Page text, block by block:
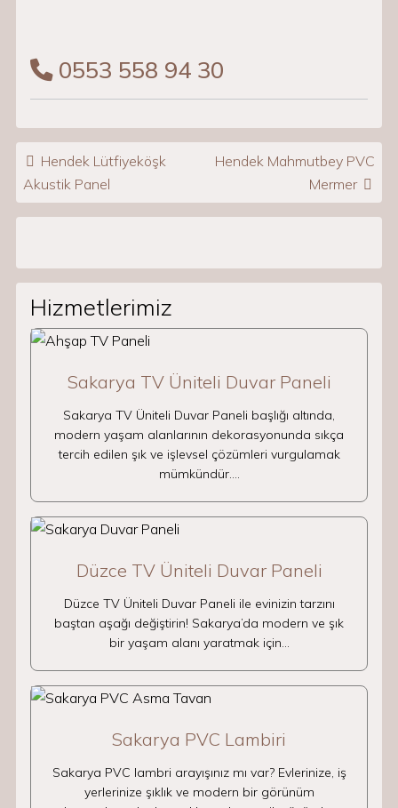
0553 558 94 30
Post navigation
Hendek Lütfiyeköşk
Akustik Panel
Hendek Mahmutbey PVC
Mermer
Hizmetlerimiz
Sakarya TV Üniteli Duvar Paneli
Sakarya TV Üniteli Duvar Paneli başlığı altında,
modern yaşam alanlarının dekorasyonunda sıkça
tercih edilen şık ve işlevsel çözümleri vurgulamak
mümkündür.…
Düzce TV Üniteli Duvar Paneli
Düzce TV Üniteli Duvar Paneli ile evinizin tarzını
baştan aşağı değiştirin! Sakarya’da modern ve şık
bir yaşam alanı yaratmak için…
Sakarya PVC Lambiri
Sakarya PVC lambri arayışınız mı var? Evlerinize, iş
yerlerinize şıklık ve modern bir görünüm